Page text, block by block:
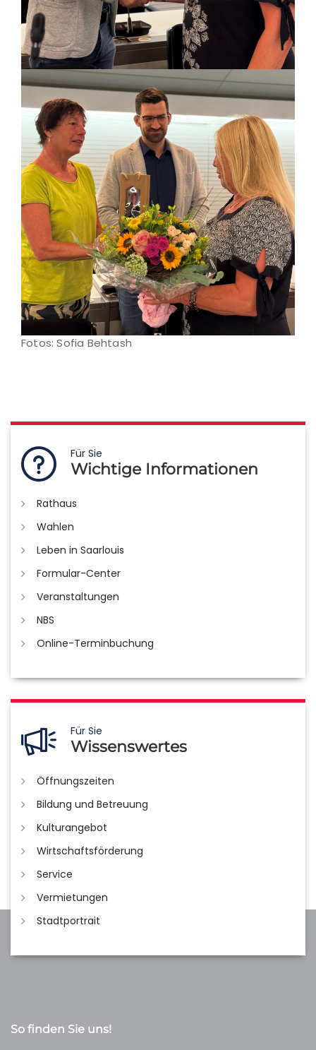
Fotos: Sofia Behtash
Für Sie
Wichtige Informationen
Rathaus
Wahlen
Leben in Saarlouis
Formular-Center
Veranstaltungen
NBS
Online-Terminbuchung
Für Sie
Wissenswertes
Öffnungszeiten
Bildung und Betreuung
Kulturangebot
Wirtschaftsförderung
Service
Vermietungen
Stadtportrait
So finden Sie uns!